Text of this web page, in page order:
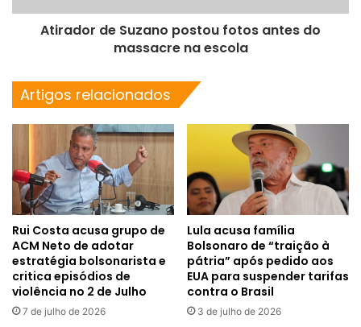
Atirador de Suzano postou fotos antes do
massacre na escola
Artigos relacionados
Rui Costa acusa grupo de
ACM Neto de adotar
estratégia bolsonarista e
critica episódios de
violência no 2 de Julho
7 de julho de 2026
Lula acusa família
Bolsonaro de “traição à
pátria” após pedido aos
EUA para suspender tarifas
contra o Brasil
3 de julho de 2026